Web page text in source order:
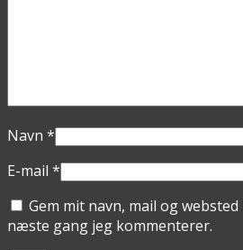
Navn *
E-mail *
Gem mit navn, mail og
næste gang jeg kommenterer.